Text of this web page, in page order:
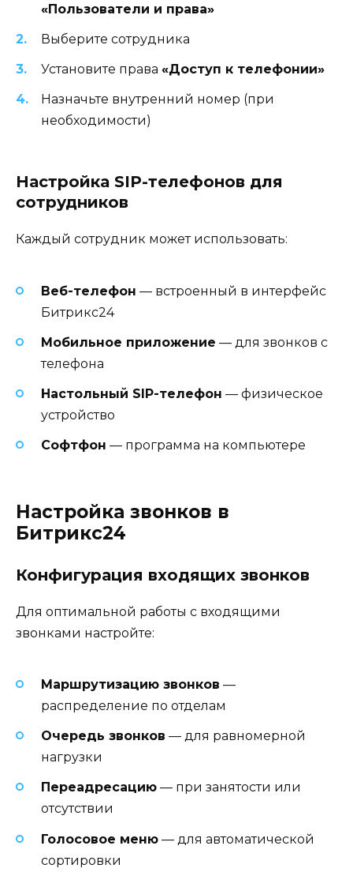
«Пользователи и права»
Выберите сотрудника
Установите права «Доступ к телефонии»
Назначьте внутренний номер (при
необходимости)
Настройка SIP-телефонов для
сотрудников
Каждый сотрудник может использовать:
Веб-телефон — встроенный в интерфейс
Битрикс24
Мобильное приложение — для звонков с
телефона
Настольный SIP-телефон — физическое
устройство
Софтфон — программа на компьютере
Настройка звонков в
Битрикс24
Конфигурация входящих звонков
Для оптимальной работы с входящими
звонками настройте:
Маршрутизацию звонков —
распределение по отделам
Очередь звонков — для равномерной
нагрузки
Переадресацию — при занятости или
отсутствии
Голосовое меню — для автоматической
сортировки